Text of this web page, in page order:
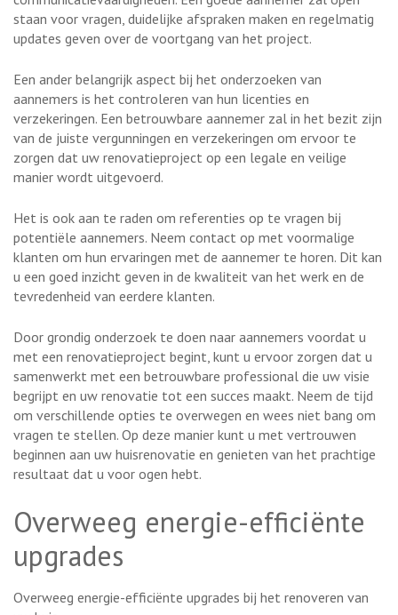
staan voor vragen, duidelijke afspraken maken en regelmatig
updates geven over de voortgang van het project.
Een ander belangrijk aspect bij het onderzoeken van
aannemers is het controleren van hun licenties en
verzekeringen. Een betrouwbare aannemer zal in het bezit zijn
van de juiste vergunningen en verzekeringen om ervoor te
zorgen dat uw renovatieproject op een legale en veilige
manier wordt uitgevoerd.
Het is ook aan te raden om referenties op te vragen bij
potentiële aannemers. Neem contact op met voormalige
klanten om hun ervaringen met de aannemer te horen. Dit kan
u een goed inzicht geven in de kwaliteit van het werk en de
tevredenheid van eerdere klanten.
Door grondig onderzoek te doen naar aannemers voordat u
met een renovatieproject begint, kunt u ervoor zorgen dat u
samenwerkt met een betrouwbare professional die uw visie
begrijpt en uw renovatie tot een succes maakt. Neem de tijd
om verschillende opties te overwegen en wees niet bang om
vragen te stellen. Op deze manier kunt u met vertrouwen
beginnen aan uw huisrenovatie en genieten van het prachtige
resultaat dat u voor ogen hebt.
Overweeg energie-efficiënte
upgrades
Overweeg energie-efficiënte upgrades bij het renoveren van